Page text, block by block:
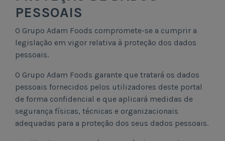
PESSOAIS
O Grupo Adam Foods compromete-se a cumprir a
legislação em vigor relativa à proteção dos dados
pessoais.
O Grupo Adam Foods garante que tratará os dados
pessoais fornecidos pelos utilizadores deste portal
de forma confidencial e que aplicará medidas de
segurança físicas, técnicas e organizacionais
adequadas para a proteção dos seus dados pessoais.